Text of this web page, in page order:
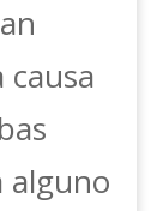
alguno